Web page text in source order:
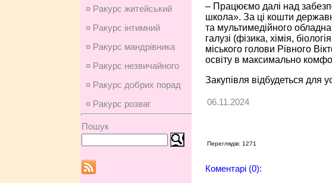
¤ Ракурс житейський
¤ Ракурс інтимний
¤ Ракурс мандрівника
¤ Ракурс незвичайного
¤ Ракурс добрих порад
¤ Ракурс розваг
Пошук
– Працюємо далі над
школа». За ці кошти
та мультимедійного
галузі (фізика, хімія,
міського голови Рівного
освіту в максимально
Закупівля відбудеться для
06.11.2024
Переглядів: 1271
Коментарі (0):